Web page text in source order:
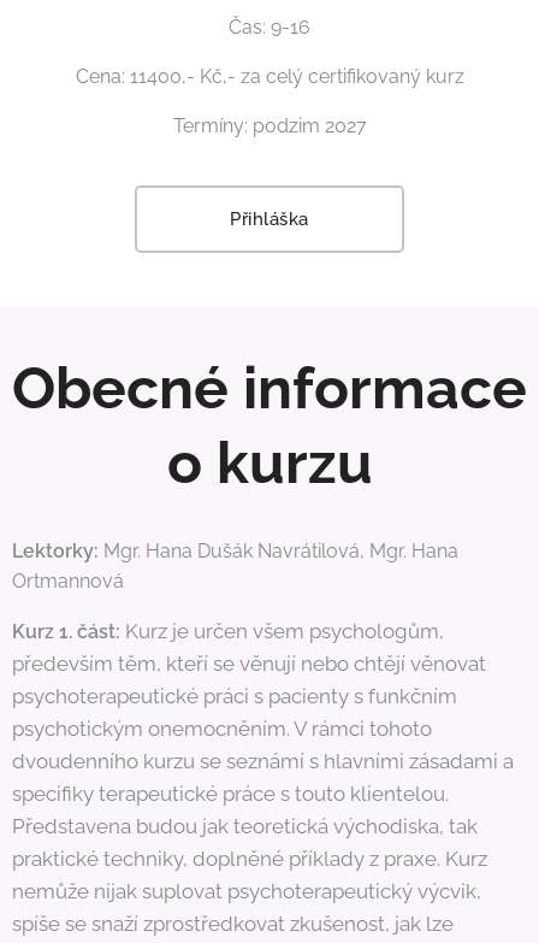
Čas: 9-16
Cena: 11400,- Kč,- za celý certifikovaný kurz
Termíny: podzim 2027
Přihláška
Obecné informace
o kurzu
Lektorky: Mgr. Hana Dušák Navrátilová, Mgr. Hana
Ortmannová
Kurz 1. část: Kurz je určen všem psychologům,
především těm, kteří se věnují nebo chtějí věnovat
psychoterapeutické práci s pacienty s funkčním
psychotickým onemocněním. V rámci tohoto
dvoudenního kurzu se seznámí s hlavními zásadami a
specifiky terapeutické práce s touto klientelou.
Představena budou jak teoretická východiska, tak
praktické techniky, doplněné příklady z praxe. Kurz
nemůže nijak suplovat psychoterapeutický výcvik,
spíše se snaží zprostředkovat zkušenost, jak lze